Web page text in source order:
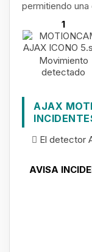
permitiendo
1
Movimiento
detectado
AJAX
El detector
AVISA